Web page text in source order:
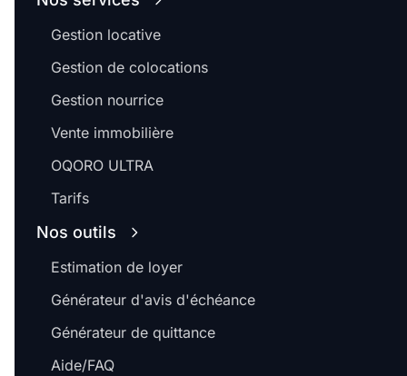
Gestion locative
Gestion de colocations
Gestion nourrice
Vente immobilière
OQORO ULTRA
Tarifs
Nos outils
Estimation de loyer
Générateur d'avis d'échéance
Générateur de quittance
Aide/FAQ